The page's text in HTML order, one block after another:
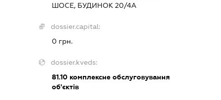
ШОСЕ, БУДИНОК 20/4А
dossier.capital:
0 грн.
dossier.kveds:
81.10комплексне обслуговування
об'єктів